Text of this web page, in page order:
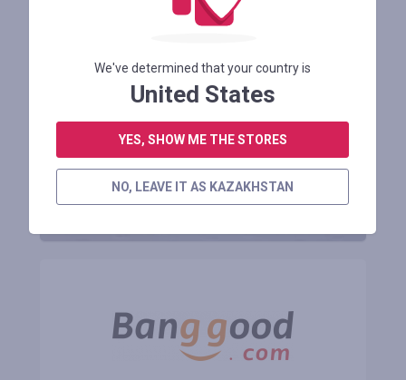
Получайте выгоду
до 50%
ЗАРЕГИСТРИРОВАТЬСЯ
We've determined that your country is
United States
YES, SHOW ME THE STORES
NO, LEAVE IT AS KAZAKHSTAN